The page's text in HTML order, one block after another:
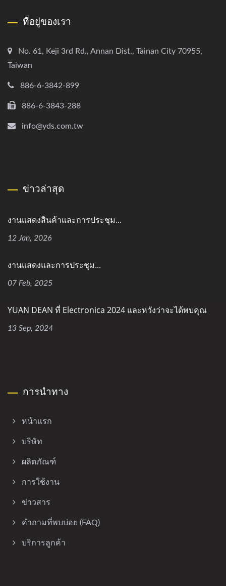
ที่อยู่ของเรา
No. 61, Keji 3rd Rd., Annan Dist., Tainan City 70955,
Taiwan
886-6-3842-899
886-6-3843-288
info@yds.com.tw
ข่าวล่าสุด
งานแสดงสินค้าและการประชุม...
12 Jan, 2026
งานแสดงและการประชุม...
07 Feb, 2025
YUAN DEAN ที่ Electronica 2024 และหวังว่าจะได้พบคุณ
13 Sep, 2024
การนำทาง
หน้าแรก
บริษัท
ผลิตภัณฑ์
การใช้งาน
ข่าวสาร
คำถามที่พบบ่อย (FAQ)
บริการลูกค้า